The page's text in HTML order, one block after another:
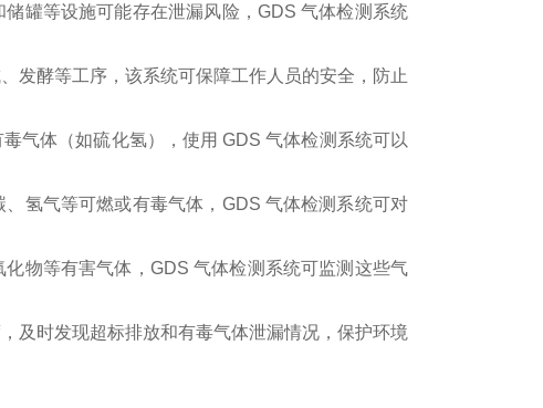
罐等设施可能存在泄漏风险，GDS 气体检测系统
发酵等工序，该系统可保障工作人员的安全，防止
气体（如硫化氢），使用 GDS 气体检测系统可以
氢气等可燃或有毒气体，GDS 气体检测系统可对
物等有害气体，GDS 气体检测系统可监测这些气
及时发现超标排放和有毒气体泄漏情况，保护环境